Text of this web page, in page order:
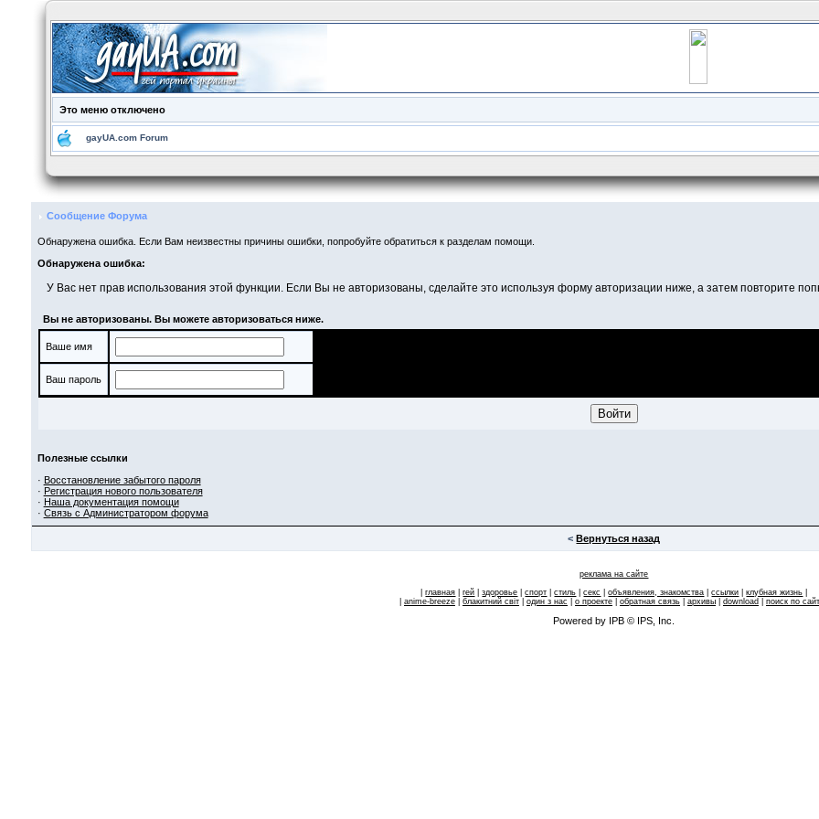
Это меню отключено
gayUA.com Forum
Сообщение Форума
Обнаружена ошибка. Если Вам неизвестны причины ошибки, попробуйте обратиться к разделам помощи.
Обнаружена ошибка:
У Вас нет прав использования этой функции. Если Вы не авторизованы, сделайте это используя форму авторизации ниже, а затем повторите
Вы не авторизованы. Вы можете авторизоваться ниже.
Ваше имя
Ваш пароль
Полезные ссылки
· Восстановление забытого пароля
· Регистрация нового пользователя
· Наша документация помощи
· Связь с Администратором форума
<Вернуться назад
реклама на сайте
|главная |гей |здоровье |спорт |стиль |секс |объявления, знакомства |ссылки |клубная жизнь
anime-breeze| блакитний свiт| один з нас о проекте| обратная связь| архивы| download поиск по
Powered by IPB © IPS, Inc.